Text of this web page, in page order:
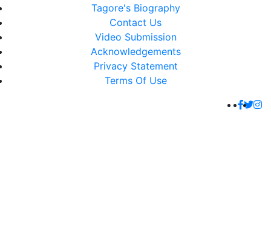
Tagore's Biography
Contact Us
Video Submission
Acknowledgements
Privacy Statement
Terms Of Use